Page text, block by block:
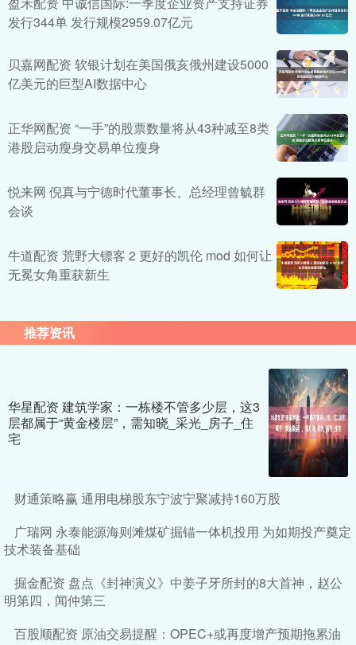
发行344单 发行规模2959.07亿元
贝嘉网配资 软银计划在美国俄亥俄州建设5000
亿美元的巨型AI数据中心
正华网配资 “一手”的股票数量将从43种减至8类
港股启动瘦身交易单位瘦身
悦来网 倪真与宁德时代董事长、总经理曾毓群
会谈
牛道配资 荒野大镖客 2 更好的凯伦 mod 如何让
无冕女角重获新生
推荐资讯
华星配资 建筑学家：一栋楼不管多少层，这3
层都属于“黄金楼层”，需知晓_采光_房子_住
宅
财通策略赢 通用电梯股东宁波宁聚减持160万股
广瑞网 永泰能源海则滩煤矿掘锚一体机投用 为如期投产奠定
技术装备基础
掘金配资 盘点《封神演义》中姜子牙所封的8大首神，赵公
明第四，闻仲第三
百股顺配资 原油交易提醒：OPEC+或再度增产预期拖累油